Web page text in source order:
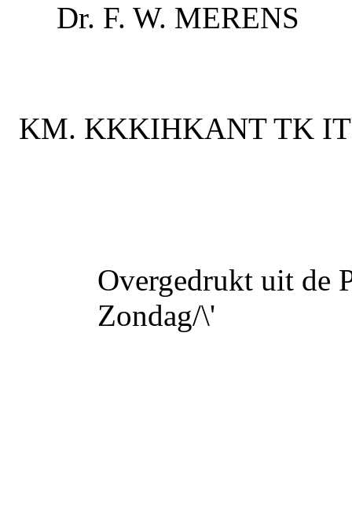
Dr. F. W. MERENS
KM. KKKIHKANT TK
Overgedrukt uit de
Zondag/\'